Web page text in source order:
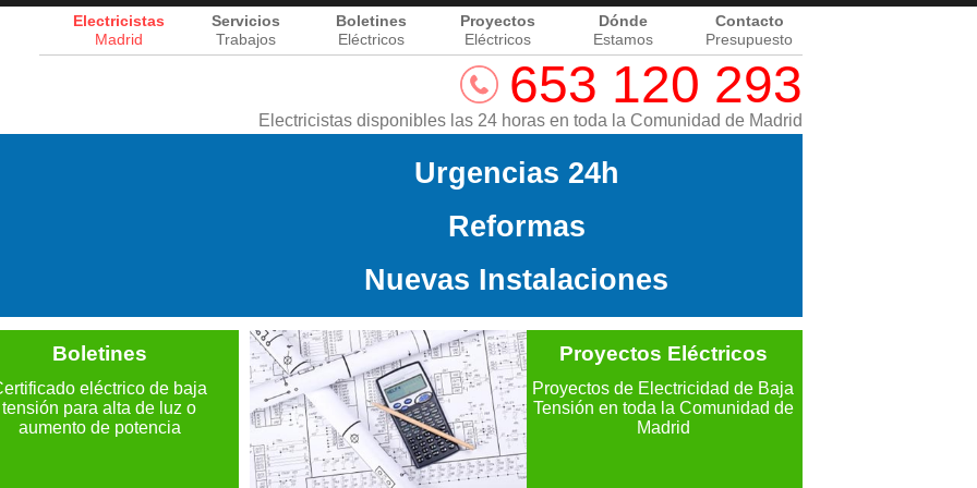
Electricistas
Madrid
Servicios
Trabajos
Boletines
Eléctricos
Proyectos
Eléctricos
Dónde
Estamos
Contacto
Presupuesto
653 120 293
Electricistas disponibles las 24 horas en toda la Comunidad de Madrid
Urgencias 24h
Reformas
Nuevas Instalaciones
Boletines
eléctrico de baja
tensión para alta de luz o
aumento de potencia
Proyectos Eléctricos
Proyectos de Electricidad de Baja
Tensión en toda la Comunidad de
Madrid